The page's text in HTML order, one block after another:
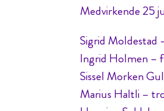
Medvirkende 25
Sigrid Moldestad
Ingrid Holmen –
Sissel Morken
Marius Haltli –